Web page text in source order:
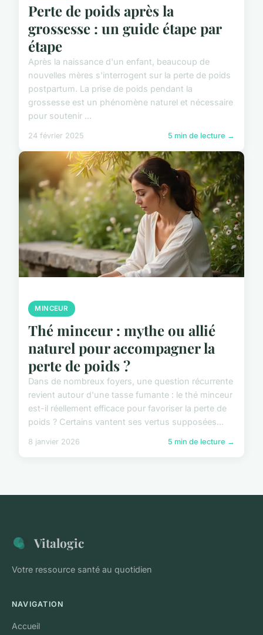
Perte de poids après la
grossesse : un guide étape par
étape
Après la naissance d'un enfant, beaucoup de
nouvelles mères s'interrogent sur la perte de poids
postpartum. La prise de poids pendant la
grossesse est un phénomène naturel et nécessaire
pour soutenir ...
24 février 2025 5 min de lecture →
MINCEUR
Thé minceur : mythe ou allié
naturel pour accompagner la
perte de poids ?
Dans de nombreux foyers, une question récurrente
revient autour d'une tasse fumante : le thé minceur
est-il réellement efficace pour favoriser la perte de
poids ? Certains vantent ses vertus supposées...
8 janvier 2026 5 min de lecture →
Vitalogic
Votre ressource santé au quotidien
NAVIGATION
Accueil